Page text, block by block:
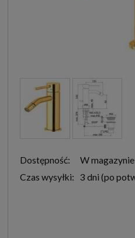
Dostępność:
W magazynie
Czas wysyłki: 3 dni